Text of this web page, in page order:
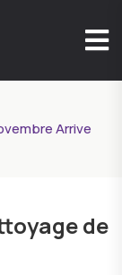
Arrive
de